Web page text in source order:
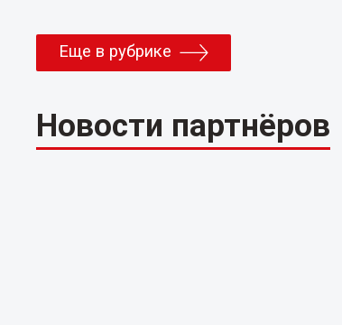
Еще в рубрике
Новости партнёров